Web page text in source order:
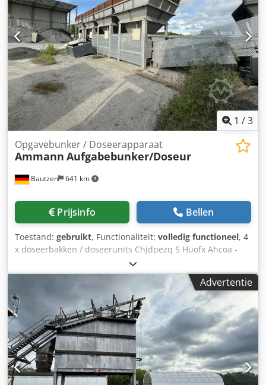
1 /3
Bautzen 641 km
Opgavebunker / Doseerapparaat
Ammann Aufgabebunker/Doseur
Prijsinfo Bellen
Toestand: gebruikt, Functionaliteit: volledig functioneel, 4
x doseerbakken / doseerunits Chjdpezq S Huofx Ahcoa -
afvoertransportband - transportband / overdrachtsbund -
elektrische installatie, indien aanwezig
Advertentie